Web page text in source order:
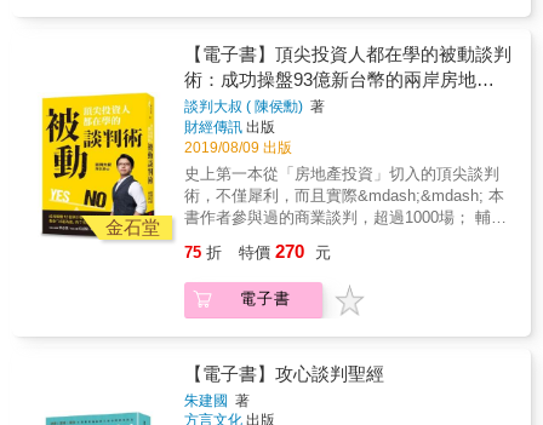
面對對方所提出的要求時，談判者通常都會設
法拒絕對方的要求，但調查性的談判者在面對
對方提出要求時，卻會思考：「我能從他所提
出的要求中學到什麼？這個要求是否告訴了我
對方的需求跟利益？我可以如何運用這個訊息
來創造及攫取價值？」 原則5：別因為「那是
他們的問題」而錯失了機會 當對方因為本身面
對的問題而造成談判上出現障礙時，協助對方
解決問題，並不代表刻意做好事或是利他主
義，而是談判者了解到，對方只有在不受任何
限制的情況下，才有可能對己方做出更多的貢
獻。 原則6：不要讓談判是因為己方的出價遭
拒而結束 談判絕不要因為對方說了「不」之後
就結束。有時遭到拒絕其實是因為其中有你忽
7：認清「銷售」和「談判」之間的差別 銷售
是在告訴別人你所提供的產品及服務的優點，
專注於強調它們的強項，企圖藉由說服對方而
他人。更擴大來說，不只是與人的衝突，包括
應的方式，活出更好的自己。 哈佛談判專家教
你「說服自己」的六大心法 一、【照顧自己，
了解內在的感受】少點自責，多聽自己 把砲
口對外的談判，轉為關注自己的內心感受。從
局外人的角度觀察自己真正的想法與感受，能
讓自己從心煩意亂的念頭中抽離。 二、【想好
B計畫，此路不通就轉彎】少怪別人，多靠
自己 即使無法與對方達成共識，也要有一個最
自己內心需求的角度出發。 三、【別拒絕人
足 我們可能當不成人生的編劇，但可以選擇成
為導演，拿回命運的主導權。如果我們能學會
為自己的人生負責，就不會凡事怨天尤人。
四、【活在當下，接受就會帶來平靜】放開
煩憂，抓緊現在 我們很容易陷入過去不愉快的
經驗，一心想著過往以及報復的快感，遲遲不
最大的絆腳石。畢竟，要是不能說服自己，又
怎麼能期待說動別人？ 擁有三十多年豐富談判
經驗的哈佛頂尖談判專家威廉‧尤瑞，在處理諸
多各行各業的日常衝突、乃至國際紛爭的高難
度談判後，他發現人們應該進行最初、也是最
重要的溝通，就是「與自己的談判」。 如果我
們能先從認同自己、認同人生開始，與自己達
成共識，就能進而認同別人，逐步為「讓別人
贊同你」預先鋪好路。最終，這種內在認同的
方法不僅能提供新的生活方式，也能讓你妥善
本書結合溝通學、談判術與心理學，教你先與
自己和好，重拾內心的平靜，才能更好的影響
他人。更擴大來說，不只是與人的衝突，包括
應的方式，活出更好的自己。 哈佛談判專家教
你「說服自己」的六大心法 一、【照顧自己，
金石堂
【電子書】頂尖投資人都在學的被動談判
術：成功操盤93億新台幣的兩岸房地產
談判高手，教你「以退為進」的7堂協商
獲利必修課
談判大叔 ( 陳侯勳) 著
財經傳訊 出版
2019/08/09 出版
史上第一本從「房地產投資」切入的頂尖談判
術，不僅犀利，而且實際&mdash;&mdash; 本
書作者參與過的商業談判，超過1000場； 輔導
案談判顧問費，更高達每年380萬！ 而他說：
成功獲利之鑰，就在於「被動談判」！ ●你知
道什麼是「被動談判」嗎？ 很多人以為「擅長
話」！ 所以，「被動談判」的基本概念就在
於：讓對手覺得他是贏家，你就贏了！ 本書作
者以一個專業房地產投資人的身分，深入探索
75 折 特價 270 元
電子書
【電子書】攻心談判聖經
朱建國 著
方言文化 出版